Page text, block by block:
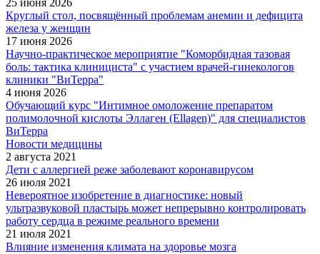
25 июня 2026
Круглый стол, посвящённый проблемам анемии и дефицита
железа у женщин
17 июня 2026
Научно-практическое мероприятие "Коморбидная тазовая
боль: тактика клинициста" с участием врачей-гинекологов
клиники "ВиТерра"
4 июня 2026
Обучающий курс "Интимное омоложение препаратом
полимолочной кислоты Эллаген (Ellagen)" для специалистов
ВиТерра
Новости медицины
2 августа 2021
Дети с аллергией реже заболевают коронавирусом
26 июля 2021
Невероятное изобретение в диагностике: новый
ультразвуковой пластырь может непрерывно контролировать
работу сердца в режиме реального времени
21 июля 2021
Влияние изменения климата на здоровье мозга